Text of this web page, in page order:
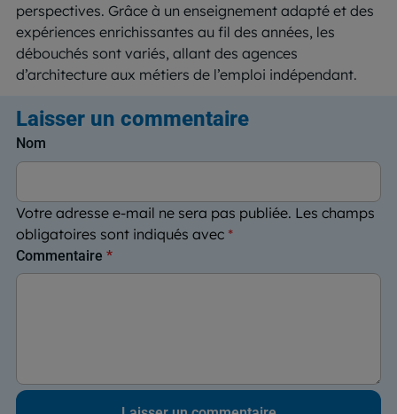
perspectives. Grâce à un enseignement adapté et des
expériences enrichissantes au fil des années, les
débouchés sont variés, allant des agences
d’architecture aux métiers de l’emploi indépendant.
Laisser un commentaire
Votre adresse e-mail ne sera pas publiée. Les champs
obligatoires sont indiqués avec *
Nom
Commentaire *